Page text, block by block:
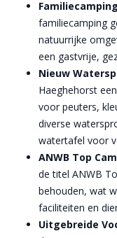
familiecamping
natuurrijke
een gastvrije,
Nieuw
Haeghehorst
voor peuters,
diverse
watertafel voor
ANWB Top
de titel ANWB
behouden, wat
faciliteiten en
Uitgebreide